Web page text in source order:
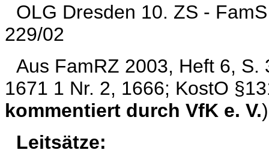
OLG Dresden 10. ZS -
229/02
Aus FamRZ 2003, Heft 6, S.
1671 1 Nr. 2, 1666; KostO
kommentiert durch VfK e. V.)
Leitsätze: